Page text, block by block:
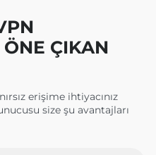
ÇIKAN
erişime ihtiyacınız
size şu avantajları